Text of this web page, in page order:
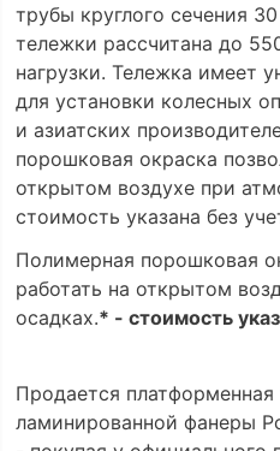
трубы круглого сечения
тележки рассчитана до
нагрузки. Тележка имеет
для установки колесных
и азиатских
порошковая окраска
открытом воздухе при
стоимость указана без
Полимерная порошковая
работать на открытом
осадках.* - стоимость
Продается
ламинированной фанеры